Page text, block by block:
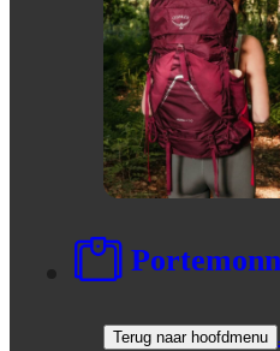
Terug naar hoofdmenu